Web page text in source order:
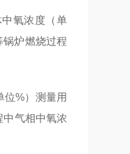
氧浓度（单
炉燃烧过程
位%）测量用
气相中氧浓